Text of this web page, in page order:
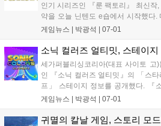
인기 시리즈인 『룬 팩토리』 최신작
약을 오늘 닌텐도 e숍에서 시작했다.
가 콘텐츠 &#39;성스러운 기사와 독
룬...
게임뉴스 | 박광석 07-01
소닉 컬러즈 얼티밋, 스테이지
세가퍼블리싱코리아(대표 사이토
인 『소닉 컬러즈 얼티밋』의 「스
프」 스테이지 정보를 공개했다. 『
발매된 초음속 3D 액션 게임 『소닉
게임뉴스 | 박광석 07-01
귀멸의 칼날 게임, 스토리 모